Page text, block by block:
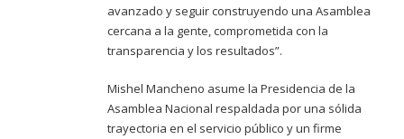
avanzado y seguir construyendo una Asamblea
cercana a la gente, comprometida con la
transparencia y los resultados”.
Mishel Mancheno asume la Presidencia de la
Asamblea Nacional respaldada por una sólida
trayectoria en el servicio público y un firme